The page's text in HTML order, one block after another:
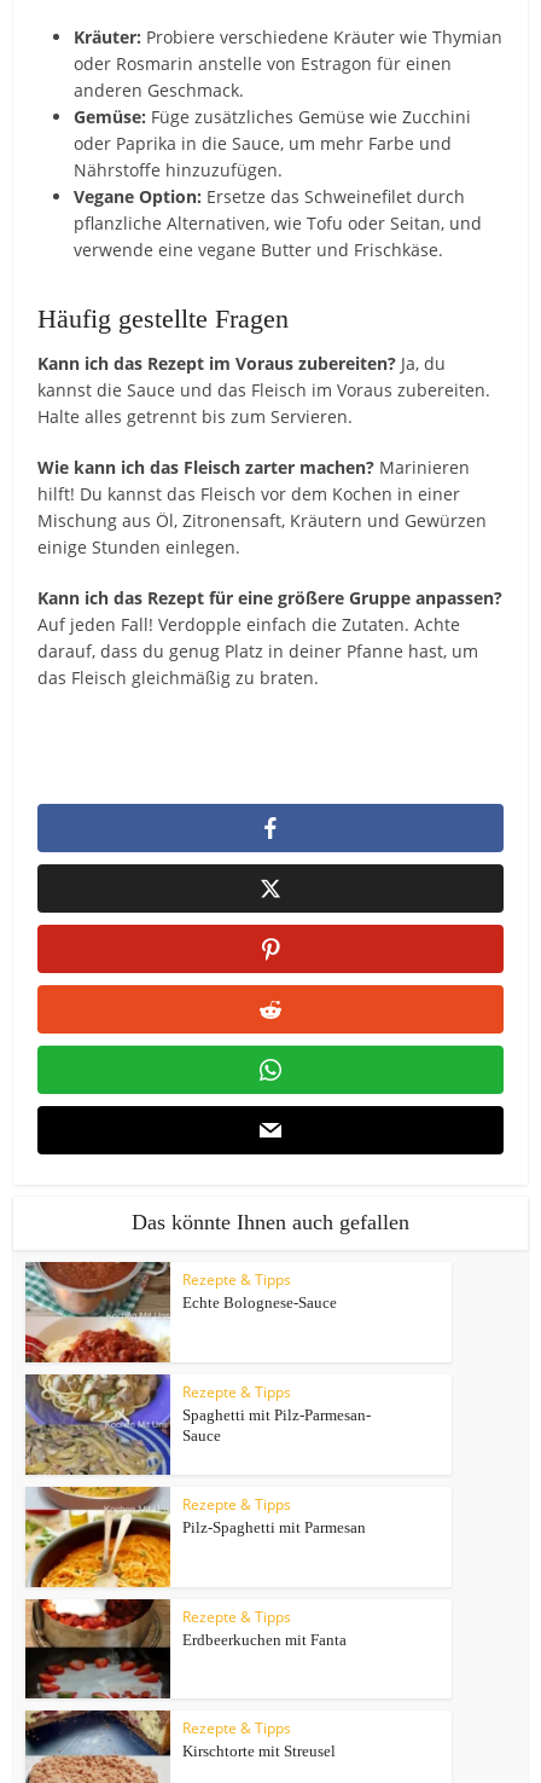
Kräuter: Probiere verschiedene Kräuter wie Thymian
oder Rosmarin anstelle von Estragon für einen
anderen Geschmack.
Gemüse: Füge zusätzliches Gemüse wie Zucchini
oder Paprika in die Sauce, um mehr Farbe und
Nährstoffe hinzuzufügen.
Vegane Option: Ersetze das Schweinefilet durch
pflanzliche Alternativen, wie Tofu oder Seitan, und
verwende eine vegane Butter und Frischkäse.
Häufig gestellte Fragen
Kann ich das Rezept im Voraus zubereiten? Ja, du
kannst die Sauce und das Fleisch im Voraus zubereiten.
Halte alles getrennt bis zum Servieren.
Wie kann ich das Fleisch zarter machen? Marinieren
hilft! Du kannst das Fleisch vor dem Kochen in einer
Mischung aus Öl, Zitronensaft, Kräutern und Gewürzen
einige Stunden einlegen.
Kann ich das Rezept für eine größere Gruppe anpassen?
Auf jeden Fall! Verdopple einfach die Zutaten. Achte
darauf, dass du genug Platz in deiner Pfanne hast, um
das Fleisch gleichmäßig zu braten.
Das könnte Ihnen auch gefallen
Rezepte & Tipps
Echte Bolognese-Sauce
Rezepte & Tipps
Spaghetti mit Pilz-Parmesan-
Sauce
Rezepte & Tipps
Pilz-Spaghetti mit Parmesan
Rezepte & Tipps
Erdbeerkuchen mit Fanta
Rezepte & Tipps
Kirschtorte mit Streusel